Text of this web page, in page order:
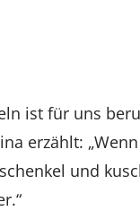
ist für uns
erzählt:
und